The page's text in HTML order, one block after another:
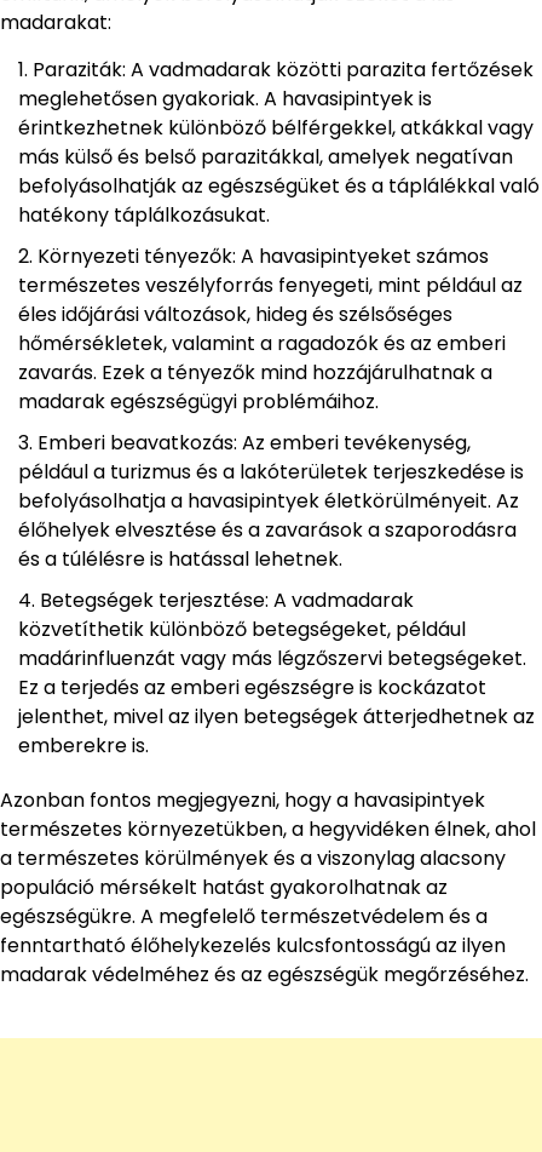
madarakat:
Paraziták: A vadmadarak közötti parazita fertőzések
meglehetősen gyakoriak. A havasipintyek is
érintkezhetnek különböző bélférgekkel, atkákkal vagy
más külső és belső parazitákkal, amelyek negatívan
befolyásolhatják az egészségüket és a táplálékkal való
hatékony táplálkozásukat.
Környezeti tényezők: A havasipintyeket számos
természetes veszélyforrás fenyegeti, mint például az
éles időjárási változások, hideg és szélsőséges
hőmérsékletek, valamint a ragadozók és az emberi
zavarás. Ezek a tényezők mind hozzájárulhatnak a
madarak egészségügyi problémáihoz.
Emberi beavatkozás: Az emberi tevékenység,
például a turizmus és a lakóterületek terjeszkedése is
befolyásolhatja a havasipintyek életkörülményeit. Az
élőhelyek elvesztése és a zavarások a szaporodásra
és a túlélésre is hatással lehetnek.
Betegségek terjesztése: A vadmadarak
közvetíthetik különböző betegségeket, például
madárinfluenzát vagy más légzőszervi betegségeket.
Ez a terjedés az emberi egészségre is kockázatot
jelenthet, mivel az ilyen betegségek átterjedhetnek az
emberekre is.
Azonban fontos megjegyezni, hogy a havasipintyek
természetes környezetükben, a hegyvidéken élnek, ahol
a természetes körülmények és a viszonylag alacsony
populáció mérsékelt hatást gyakorolhatnak az
egészségükre. A megfelelő természetvédelem és a
fenntartható élőhelykezelés kulcsfontosságú az ilyen
madarak védelméhez és az egészségük megőrzéséhez.